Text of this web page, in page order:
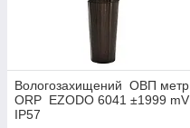
Вологозахищений ОВП метр
ORP EZODO 6041 ±1999 mV
IP57